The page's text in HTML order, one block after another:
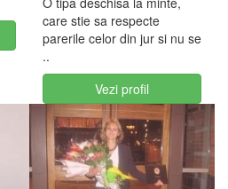
care stie sa respecte
parerile celor din jur si nu se
..
Vezi profil